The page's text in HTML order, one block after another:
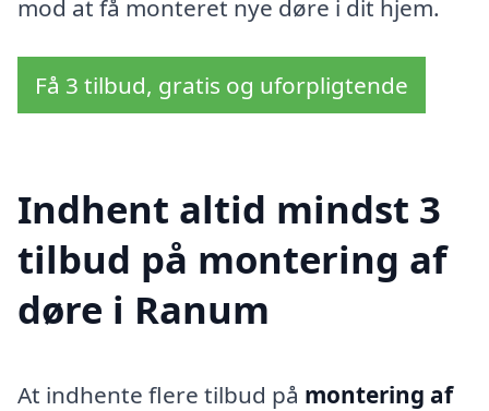
mod at få monteret nye døre i dit hjem.
Få 3 tilbud, gratis og uforpligtende
Indhent altid mindst 3
tilbud på montering af
døre i Ranum
At indhente flere tilbud på montering af